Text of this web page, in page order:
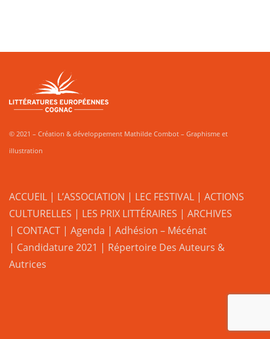
© 2021 – Création & développement Mathilde Combot – Graphisme et
illustration
ACCUEIL | L’ASSOCIATION | LEC FESTIVAL | ACTIONS
CULTURELLES | LES PRIX LITTÉRAIRES | ARCHIVES
| CONTACT | Agenda | Adhésion – Mécénat
| Candidature 2021 | Répertoire Des Auteurs &
Autrices